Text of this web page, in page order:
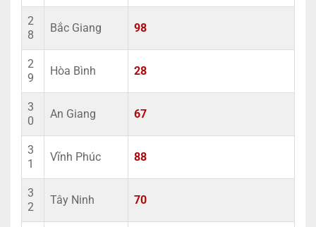
2
8
Bắc Giang 98
2
9
Hòa Bình 28
3
0
An Giang 67
3
1
Vĩnh Phúc 88
3
2
Tây Ninh 70